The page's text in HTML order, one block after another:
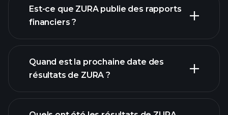
notre
liste d'actions
Est-ce que ZURA publie des rapports
financiers ?
finances de
ZURA
Quand est la prochaine date des
résultats de ZURA ?